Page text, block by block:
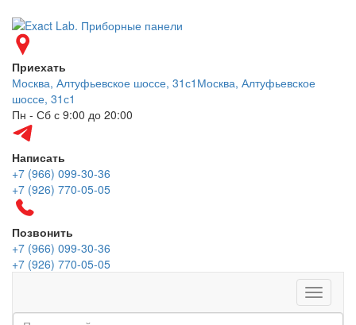
Приехать
Москва, Алтуфьевское шоссе, 31с1 Москва, Алтуфьевское
шоссе, 31с1
Пн - Сб с 9:00 до 20:00
Написать
+7 (966) 099-30-36
+7 (926) 770-05-05
Позвонить
+7 (966) 099-30-36
+7 (926) 770-05-05
Меню